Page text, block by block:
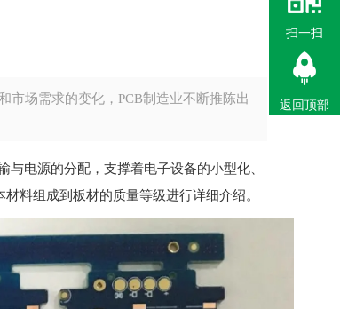
市场需求的变化，PCB制造业不断推陈出
电源的分配，支撑着电子设备的小型化、
料组成到板材的质量等级进行详细介绍。
扫一扫
返回顶部